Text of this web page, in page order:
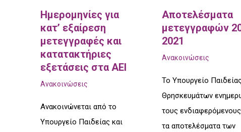
Ημερομηνίες για
κατ’ εξαίρεση
μετεγγραφές και
κατατακτήριες
εξετάσεις στα ΑΕΙ
Ανακοινώσεις
Ανακοινώνεται από το
Υπουργείο Παιδείας και
Αποτελέσματα
μετεγγραφών
2021
Ανακοινώσεις
Το Υπουργείο
Θρησκευμάτων
τους
τα αποτελέσματα των